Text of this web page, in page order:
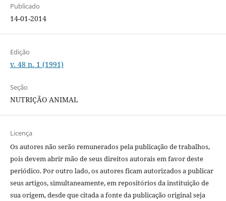
Publicado
14-01-2014
Edição
v. 48 n. 1 (1991)
Seção
NUTRIÇÃO ANIMAL
Licença
Os autores não serão remunerados pela publicação de trabalhos,
pois devem abrir mão de seus direitos autorais em favor deste
periódico. Por outro lado, os autores ficam autorizados a publicar
seus artigos, simultaneamente, em repositórios da instituição de
sua origem, desde que citada a fonte da publicação original seja